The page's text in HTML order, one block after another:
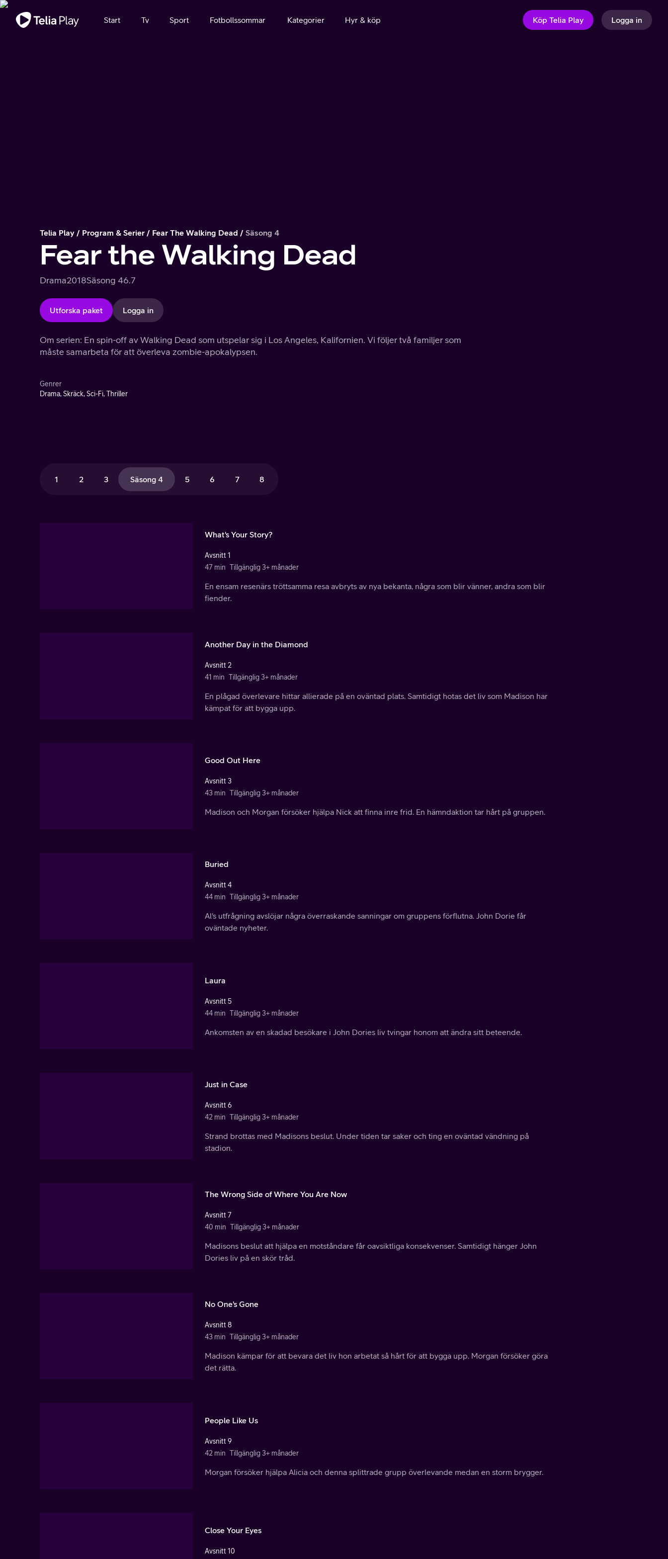
Viktigt meddelande
Start Tv Sport Fotbollssommar Kategorier Hyr & köp Köp Telia Play Logga in
Telia Play Program & Serier Fear The Walking Dead Säsong 4
Fear the Walking Dead
Drama2018Säsong 46.7
Utforska paket Logga in
Om serien: En spin-off av Walking Dead som utspelar sig i Los Angeles, Kalifornien. Vi följer två familjer som
måste samarbeta för att överleva zombie-apokalypsen.
Genrer
Drama, Skräck, Sci-Fi, Thriller
1 2 3 Säsong 4 5 6 7 8
What's Your Story?
Avsnitt 1
47 min Tillgänglig 3+ månader
En ensam resenärs tröttsamma resa avbryts av nya bekanta, några som blir vänner, andra som blir
fiender.
Another Day in the Diamond
Avsnitt 2
41 min Tillgänglig 3+ månader
En plågad överlevare hittar allierade på en oväntad plats. Samtidigt hotas det liv som Madison har
kämpat för att bygga upp.
Good Out Here
Avsnitt 3
43 min Tillgänglig 3+ månader
Madison och Morgan försöker hjälpa Nick att finna inre frid. En hämndaktion tar hårt på gruppen.
Buried
Avsnitt 4
44 min Tillgänglig 3+ månader
Al's utfrågning avslöjar några överraskande sanningar om gruppens förflutna. John Dorie får
oväntade nyheter.
Laura
Avsnitt 5
44 min Tillgänglig 3+ månader
Ankomsten av en skadad besökare i John Dories liv tvingar honom att ändra sitt beteende.
Just in Case
Avsnitt 6
42 min Tillgänglig 3+ månader
Strand brottas med Madisons beslut. Under tiden tar saker och ting en oväntad vändning på
stadion.
The Wrong Side of Where You Are Now
Avsnitt 7
40 min Tillgänglig 3+ månader
Madisons beslut att hjälpa en motståndare får oavsiktliga konsekvenser. Samtidigt hänger John
Dories liv på en skör tråd.
No One's Gone
Avsnitt 8
43 min Tillgänglig 3+ månader
Madison kämpar för att bevara det liv hon arbetat så hårt för att bygga upp. Morgan försöker göra
det rätta.
People Like Us
Avsnitt 9
42 min Tillgänglig 3+ månader
Morgan försöker hjälpa Alicia och denna splittrade grupp överlevande medan en storm brygger.
Close Your Eyes
Avsnitt 10